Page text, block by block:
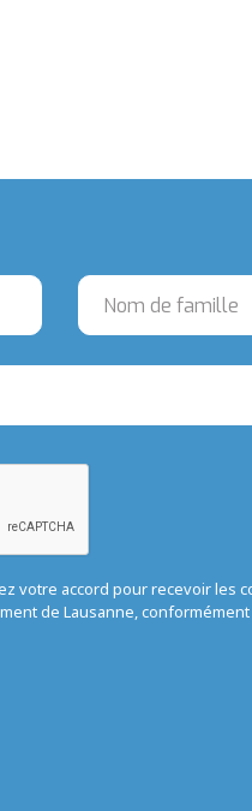
votre accord pour recevoir les
de Lausanne, conformément